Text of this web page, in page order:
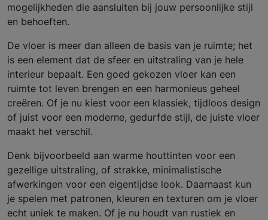
mogelijkheden die aansluiten bij jouw persoonlijke stijl
en behoeften.
De vloer is meer dan alleen de basis van je ruimte; het
is een element dat de sfeer en uitstraling van je hele
interieur bepaalt. Een goed gekozen vloer kan een
ruimte tot leven brengen en een harmonieus geheel
creëren. Of je nu kiest voor een klassiek, tijdloos design
of juist voor een moderne, gedurfde stijl, de juiste vloer
maakt het verschil.
Denk bijvoorbeeld aan warme houttinten voor een
gezellige uitstraling, of strakke, minimalistische
afwerkingen voor een eigentijdse look. Daarnaast kun
je spelen met patronen, kleuren en texturen om je vloer
echt uniek te maken. Of je nu houdt van rustiek en